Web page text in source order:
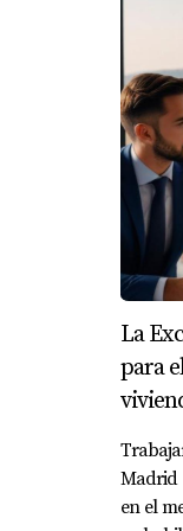
Ana
La
para
Madrid
en el